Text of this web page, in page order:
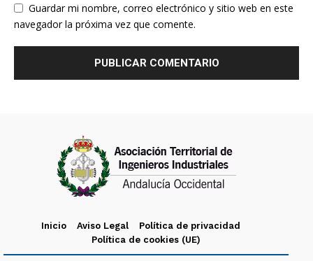
Guardar mi nombre, correo electrónico y sitio web en este
navegador la próxima vez que comente.
Inicio Aviso Legal
Política de privacidad
Política de cookies (UE)